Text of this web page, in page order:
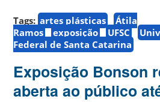
Tags: artes plásticas
Átila
Ramos
exposição UFSC
Federal de Santa Catarina
Exposição Bonson
aberta ao público